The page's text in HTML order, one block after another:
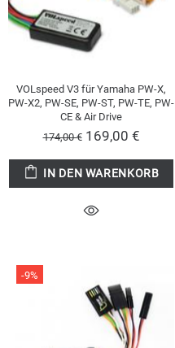
VOLspeed V3 für Yamaha PW-X,
PW-X2, PW-SE, PW-ST, PW-TE, PW-
CE & Air Drive
174,00 € 169,00 €
IN DEN WARENKORB
-9%